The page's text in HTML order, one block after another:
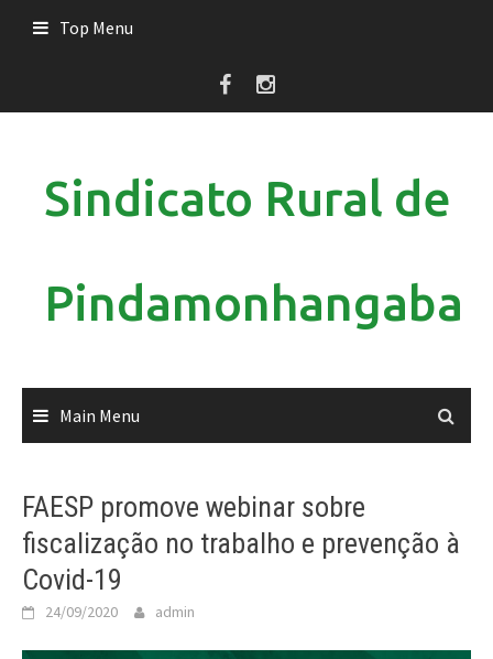
Top Menu
Sindicato Rural de
Pindamonhangaba
Main Menu
FAESP promove webinar sobre
fiscalização no trabalho e prevenção à
Covid-19
24/09/2020 admin